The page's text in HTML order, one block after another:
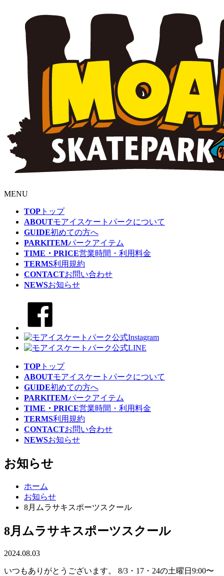
MENU
TOP トップ
ABOUTモアイスケートパークについて
GUIDE初めての方へ
PARKITEMパークアイテム
TIME・PRICE営業時間・利用料金
TERMS利用規約
CONTACTお問い合わせ
NEWSお知らせ
TOP トップ
ABOUTモアイスケートパークについて
GUIDE初めての方へ
PARKITEMパークアイテム
TIME・PRICE営業時間・利用料金
TERMS利用規約
CONTACTお問い合わせ
NEWSお知らせ
お知らせ
ホーム
お知らせ
8月ムラサキスポーツスクール
8月ムラサキスポーツスクール
2024.08.03
いつもありがとうございます。 8/3・17・24の土曜日9:00〜